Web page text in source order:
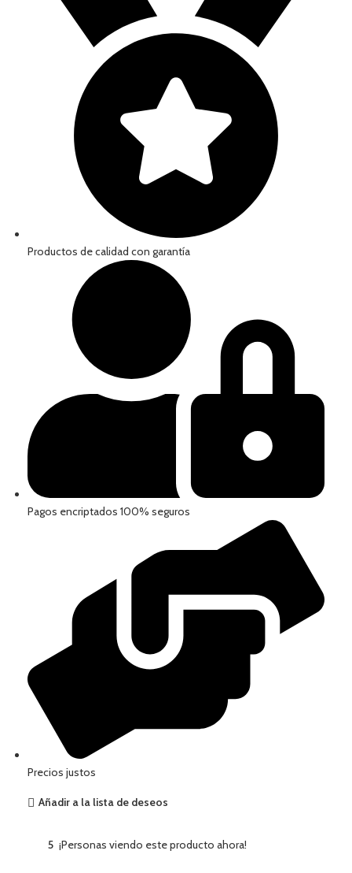
Productos de calidad con garantía
Pagos encriptados 100% seguros
Precios justos
Añadir a la lista de deseos
5 ¡Personas viendo este producto ahora!